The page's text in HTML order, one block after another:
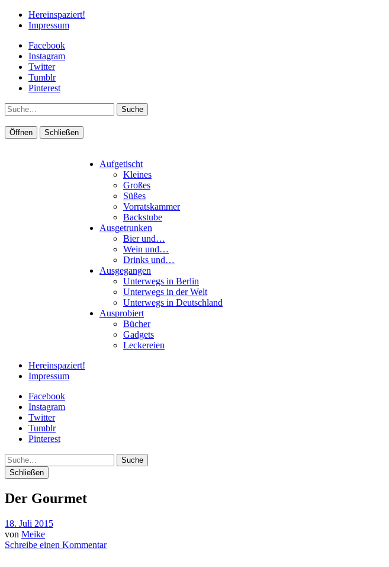
Hereinspaziert!
Impressum
Facebook
Instagram
Twitter
Tumblr
Pinterest
Suche
Öffnen Schließen
Aufgetischt
Kleines
Großes
Süßes
Vorratskammer
Backstube
Ausgetrunken
Bier und…
Wein und…
Drinks und…
Ausgegangen
Unterwegs in Berlin
Unterwegs in der Welt
Unterwegs in Deutschland
Ausprobiert
Bücher
Gadgets
Leckereien
Hereinspaziert!
Impressum
Facebook
Instagram
Twitter
Tumblr
Pinterest
Suche
Schließen
Der Gourmet
18. Juli 2015
von Meike
Schreibe einen Kommentar